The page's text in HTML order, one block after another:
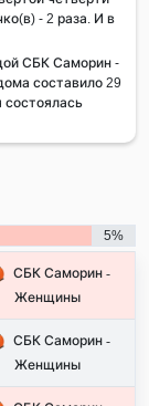
- 2 раза. И в
СБК Саморин -
составило 29
5%
СБК Саморин -
Женщины
СБК Саморин -
Женщины